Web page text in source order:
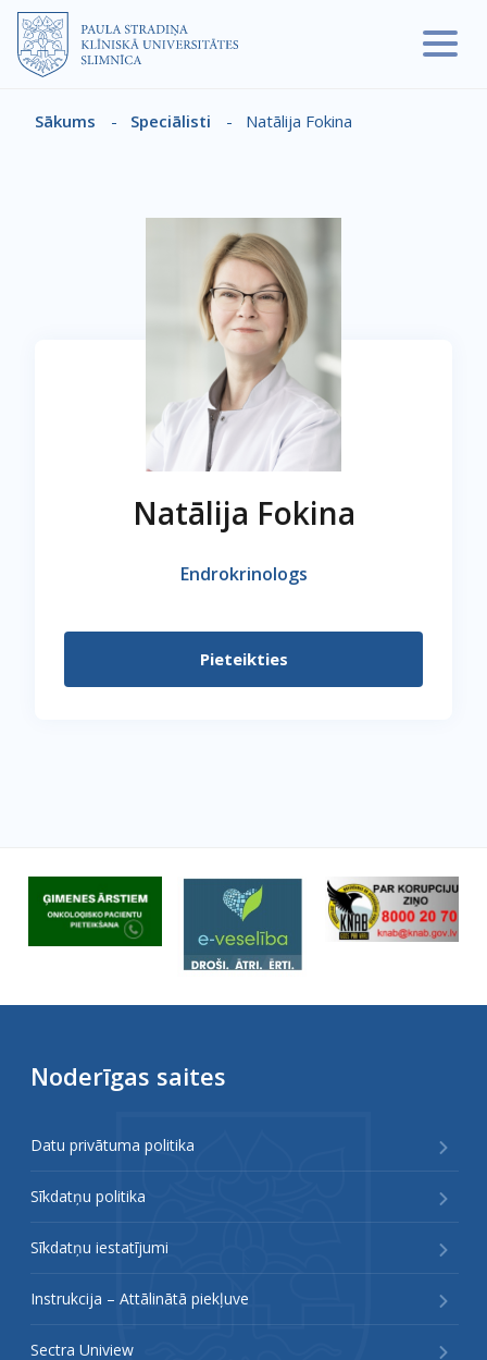
Pārlekt uz galveno saturu
Atpakaļceļš
Sākums - Speciālisti - Natālija Fokina
Natālija Fokina
Endrokrinologs
Pieteikties
Noderīgas saites
Datu privātuma politika
Sīkdatņu politika
Sīkdatņu iestatījumi
Instrukcija – Attālinātā piekļuve
Sectra Uniview